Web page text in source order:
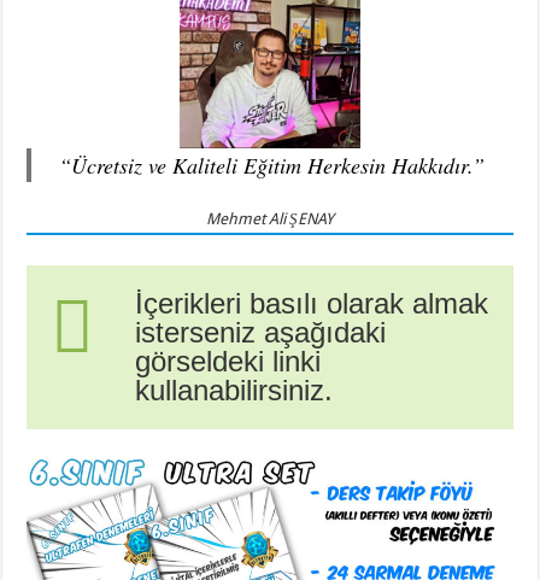
“Ücretsiz ve Kaliteli Eğitim Herkesin Hakkıdır.”
Mehmet Ali ŞENAY
İçerikleri basılı olarak almak
isterseniz aşağıdaki
görseldeki linki
kullanabilirsiniz.